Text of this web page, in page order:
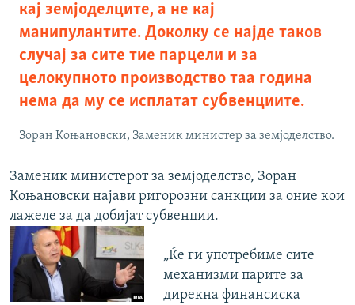
кај земјоделците, а не кај
манипулантите. Доколку се најде таков
случај за сите тие парцели и за
целокупното производство таа година
нема да му се исплатат субвенциите.
Зоран Коњановски, Заменик министер за земјоделство.
Заменик министерот за земјоделство, Зоран
Коњановски најави ригорозни санкции за оние кои
лажеле за да добијат субвенции.
„Ќе ги употребиме сите
механизми парите за
дирекна финансиска